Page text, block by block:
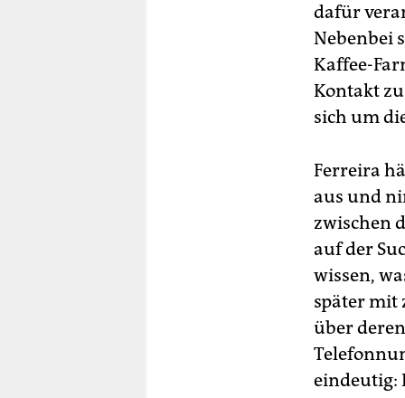
dafür
Nebenbei
Kaffee-
Kontakt
sich um
Ferreira
aus und
zwischen
auf der
wissen,
später mit
über
eindeutig: